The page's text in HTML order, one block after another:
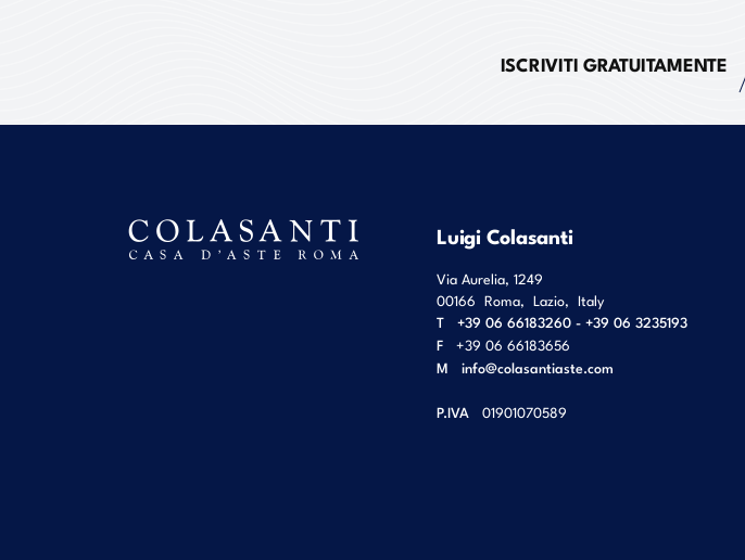
ISCRIVITI GRATUITAMENTE
Luigi Colasanti
Via Aurelia, 1249
00166 Roma, Lazio, Italy
T
+39 06 66183260 - +39 06 3235193
F
+39 06 66183656
M info@colasantiaste.com
P.IVA 01901070589